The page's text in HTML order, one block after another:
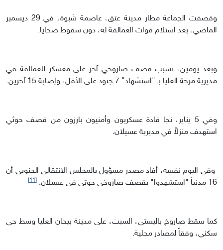
وقصفت الجماعة مطار مدينة عتق، عاصمة شبوة، في 29 ديسمبر
الماضي، بعد استلام قوات العمالقة له، دون سقوط ضحايا.
وبعد يومين، تسبب قصف صاروخي آخر على معسكر للعمالقة في
مديرية مرخة العليا بـ "استشهاد" 7 جنود على الأقل، وإصابة 15 آخرين.
وفي 5 يناير، نجا قادة عسكريون وأمنيون بارزون من قصف حوثي
استهدف منزلاً في مديرية عسيلان.
وفي اليوم نفسه، أفاد مصدر مسؤول بالمجلس الانتقالي الجنوبي أن
16 مدنياً "استشهدوا" بقصف صاروخي حوثي في عسيلان.
[11]
كما سقط صاروخ باليستي، السبت، على مدينة بيحان العليا وسط حي
سكني، وفقاً لمصادر محلية.